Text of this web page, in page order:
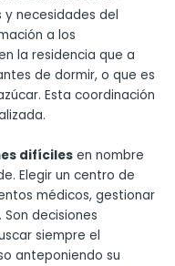
y necesidades del
a los
la residencia que a
de dormir, o que es
Esta coordinación
difíciles en nombre
Elegir un centro de
médicos, gestionar
decisiones
siempre el
anteponiendo su